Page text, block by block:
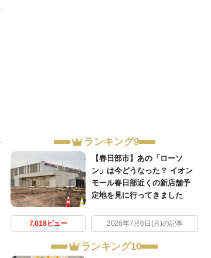
ランキング9
【春日部市】あの「ローソ
ン」は今どうなった？ イオン
モール春日部近くの新店舗予
定地を見に行ってきました
7,018ビュー 2026年7月6日(月)の記事
ランキング10